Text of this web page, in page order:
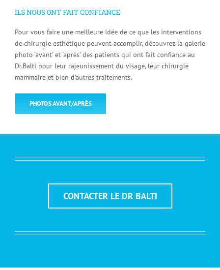
ILS NOUS ONT FAIT CONFIANCE
Pour vous faire une meilleure idée de ce que les interventions
de chirurgie esthétique peuvent accomplir, découvrez la galerie
photo ‘avant’ et ‘après’ des patients qui ont fait confiance au
Dr.Balti pour leur rajeunissement du visage, leur chirurgie
mammaire et bien d’autres traitements.
PHOTOS AVANT/APRÈS
CONTACTER LE DR BALTI